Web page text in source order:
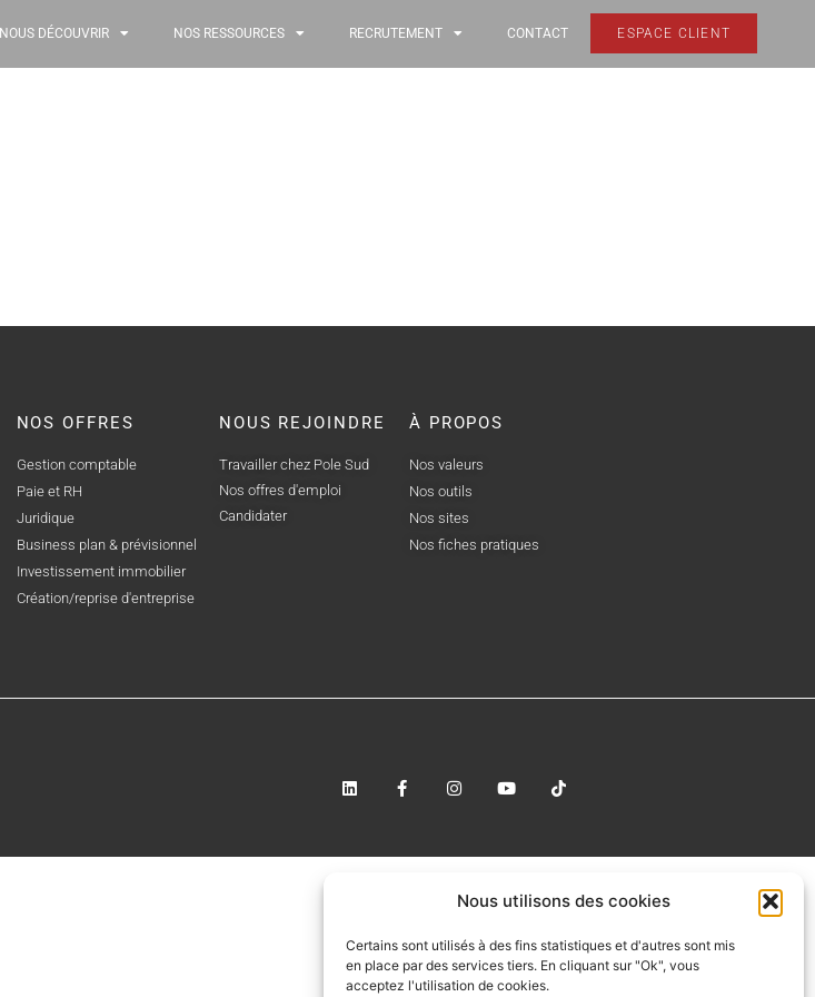
Nous utilisons des cookies
Certains sont utilisés à des fins statistiques et d'autres sont mis
en place par des services tiers. En cliquant sur "Ok", vous
acceptez l'utilisation de cookies.
NOUS DÉCOUVRIR NOS RESSOURCES RECRUTEMENT CONTACT ESPACE CLIENT
NOS OFFRES
Gestion comptable
Paie et RH
Juridique
Business plan & prévisionnel
Investissement immobilier
Création/reprise d'entreprise
NOUS REJOINDRE
Travailler chez Pole Sud
Nos offres d'emploi
Candidater
À PROPOS
Nos valeurs
Nos outils
Nos sites
Nos fiches pratiques